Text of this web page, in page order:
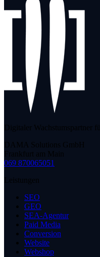
Digitaler Wachstumspartner
DAMA Solutions GmbH
Frankfurt am Main
069 870065051
Leistungen
SEO
GEO
SEA-Agentur
Paid Media
Conversion
Website
Webshop